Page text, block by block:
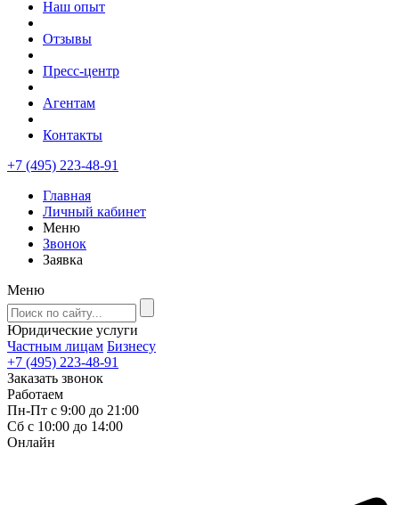
Наш опыт
Отзывы
Пресс-центр
Агентам
Контакты
+7 (495) 223-48-91
Главная
Личный кабинет
Меню
Звонок
Заявка
Меню
Юридические услуги
Частным лицам Бизнесу
+7 (495) 223-48-91
Заказать звонок
Работаем
Пн-Пт с 9:00 до 21:00
Сб с 10:00 до 14:00
Онлайн